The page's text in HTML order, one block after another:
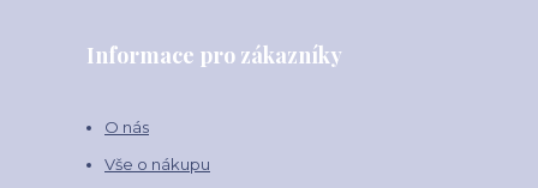
Informace pro zákazníky
O nás
Vše o nákupu